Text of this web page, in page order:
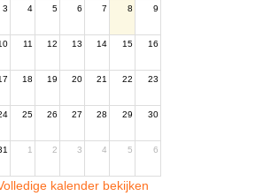
3 4 5 6 7 8 9
11 12 13 14 15 16
18 19 20 21 22 23
25 26 27 28 29 30
1 2 3 4 5 6
kalender bekijken